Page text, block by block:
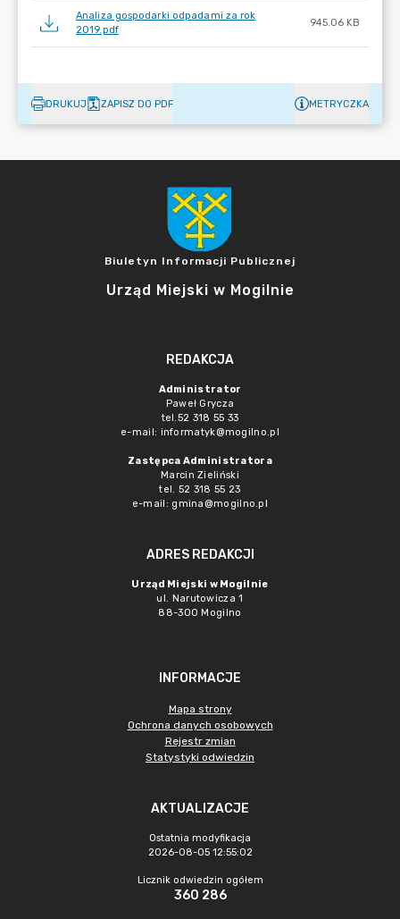
Analiza gospodarki odpadami za rok
2019.pdf
945.06 KB
DRUKUJ ZAPISZ DO PDF METRYCZKA
Biuletyn Informacji Publicznej
Urząd Miejski w Mogilnie
REDAKCJA
Administrator
Paweł Grycza
tel.52 318 55 33
e-mail: informatyk@mogilno.pl
Zastępca Administratora
Marcin Zieliński
tel. 52 318 55 23
e-mail: gmina@mogilno.pl
ADRES REDAKCJI
Urząd Miejski w Mogilnie
ul. Narutowicza 1
88-300 Mogilno
INFORMACJE
Mapa strony
Ochrona danych osobowych
Rejestr zmian
Statystyki odwiedzin
AKTUALIZACJE
Ostatnia modyfikacja
2026-08-05 12:55:02
Licznik odwiedzin ogółem
360 286